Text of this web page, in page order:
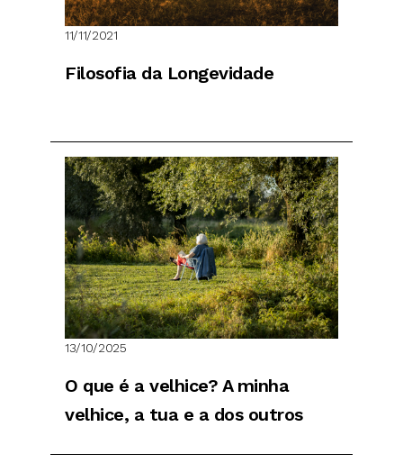
11/11/2021
Filosofia da Longevidade
13/10/2025
O que é a velhice? A minha
velhice, a tua e a dos outros